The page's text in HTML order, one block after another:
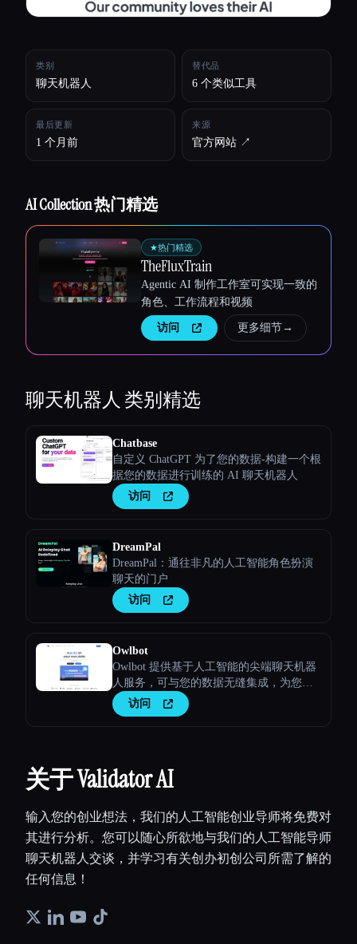
类别
聊天机器人
替代品
6 个类似工具
最后更新
1 个月前
来源
官方网站 ↗︎
AI Collection 热门精选
★热门精选
TheFluxTrain
Agentic AI 制作工作室可实现一致的
角色、工作流程和视频
访问 更多细节→
聊天机器人 类别精选
Chatbase
自定义 ChatGPT 为了您的数据-构建一个根
据您的数据进行训练的 AI 聊天机器人
访问
DreamPal
DreamPal：通往非凡的人工智能角色扮演
聊天的门户
访问
Owlbot
Owlbot 提供基于人工智能的尖端聊天机器
人服务，可与您的数据无缝集成，为您、
您的客户或团队提供即时响应。
访问
关于 Validator AI
输入您的创业想法，我们的人工智能创业导师将免费对
其进行分析。您可以随心所欲地与我们的人工智能导师
聊天机器人交谈，并学习有关创办初创公司所需了解的
任何信息！